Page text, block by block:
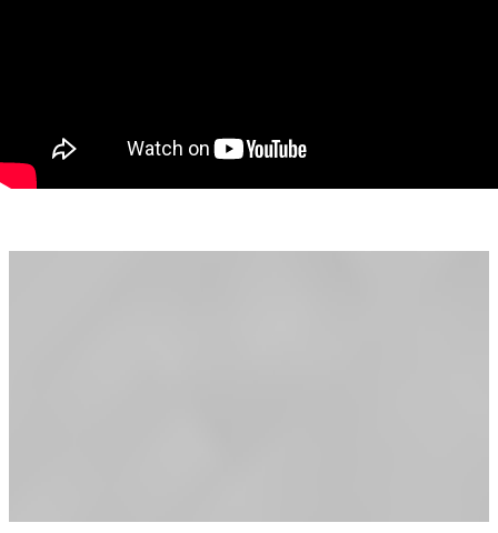
Parter: terasă spațioasă, living, baie, bucătărie
Utilități: apă curentă (2 cămine de apă), instalație electrică